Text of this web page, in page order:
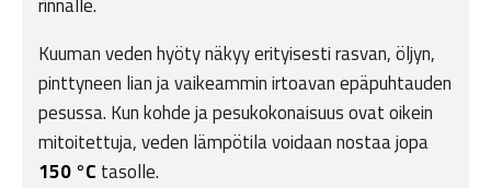
Kuuman veden hyöty näkyy erityisesti rasvan, öljyn,
pinttyneen lian ja vaikeammin irtoavan epäpuhtauden
pesussa. Kun kohde ja pesukokonaisuus ovat oikein
mitoitettuja, veden lämpötila voidaan nostaa jopa
150 °C tasolle.